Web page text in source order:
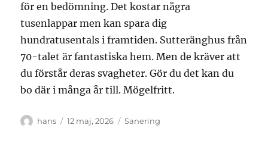
för en bedömning. Det kostar några
tusenlappar men kan spara dig
hundratusentals i framtiden. Sutteränghus från
70-talet är fantastiska hem. Men de kräver att
du förstår deras svagheter. Gör du det kan du
bo där i många år till. Mögelfritt.
Författare
hans
Publicerat
12 maj, 2026 Kategorier
Sanering